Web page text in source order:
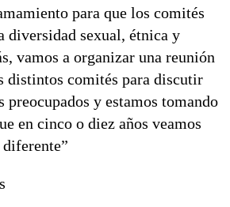
para que los comités
diversidad sexual, étnica y
vamos a organizar una reunión
distintos comités para discutir
preocupados y estamos tomando
en cinco o diez años veamos